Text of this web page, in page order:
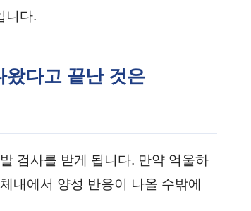
니다.
왔다고 끝난 것은
검사를 받게 됩니다. 만약 억울하
내에서 양성 반응이 나올 수밖에